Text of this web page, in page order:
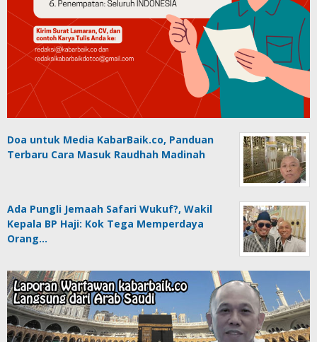
Doa untuk Media KabarBaik.co, Panduan
Terbaru Cara Masuk Raudhah Madinah
Ada Pungli Jemaah Safari Wukuf?, Wakil
Kepala BP Haji: Kok Tega Memperdaya
Orang…